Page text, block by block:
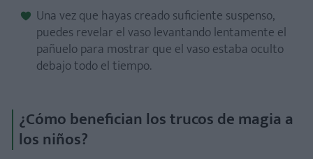
Una vez que hayas creado suficiente suspenso,
puedes revelar el vaso levantando lentamente el
pañuelo para mostrar que el vaso estaba oculto
debajo todo el tiempo.
¿Cómo benefician los trucos de magia a
los niños?